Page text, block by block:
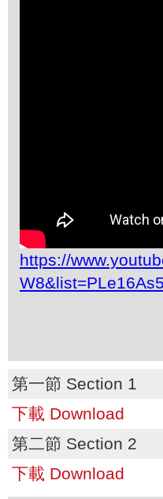
https://
第一節 Section 1
下載 Download
第二節 Section 2
下載 Download